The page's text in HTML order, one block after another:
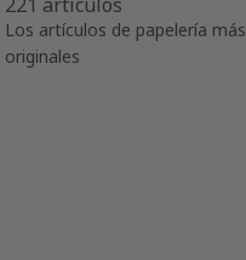
Los artículos de papelería más
originales